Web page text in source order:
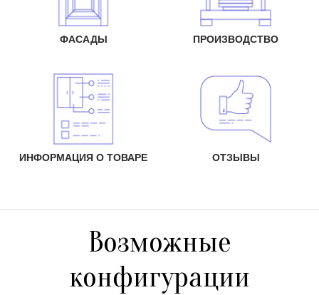
ФАСАДЫ ПРОИЗВОДСТВО
ИНФОРМАЦИЯ О ТОВАРЕ ОТЗЫВЫ
Возможные
конфигурации